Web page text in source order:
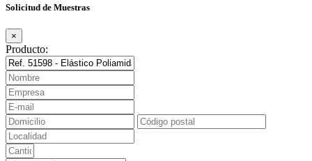
Solicitud de Muestras
×
Producto: